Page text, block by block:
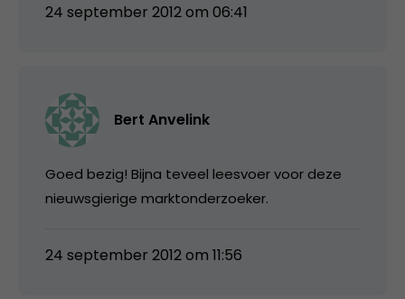
24 september 2012 om 06:41
Bert Anvelink
Goed bezig! Bijna teveel leesvoer voor deze
nieuwsgierige marktonderzoeker.
24 september 2012 om 11:56